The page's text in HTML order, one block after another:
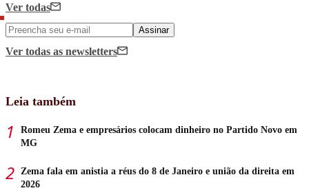
Ver todas
Assinar
Ver todas as newsletters
Leia também
Romeu Zema e empresários colocam dinheiro no Partido Novo em
MG
Zema fala em anistia a réus do 8 de Janeiro e união da direita em
2026